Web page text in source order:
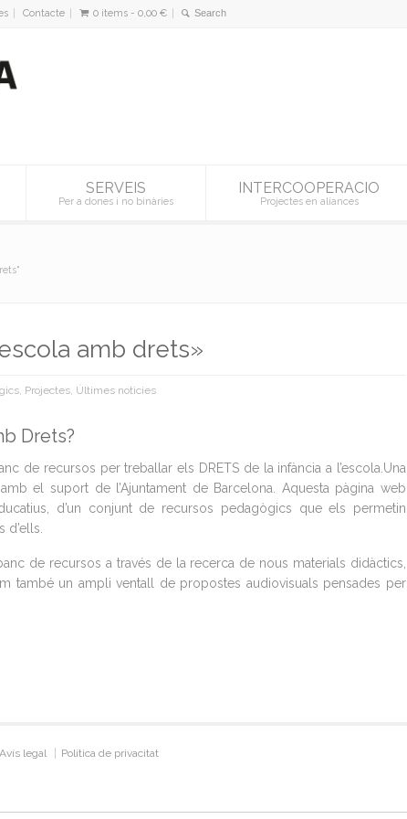
Contacte 0 items - 0,00 €
SERVEIS
Per a dones i no binàries
INTERCOOPERACIO
Projectes en aliances
amb drets»
, Projectes, Últimes noticies
Drets?
de recursos per treballar els DRETS de la infància a l’escola.Una
el suport de l’Ajuntament de Barcelona. Aquesta pàgina web
d’un conjunt de recursos pedagògics que els permetin
de recursos a través de la recerca de nous materials didàctics,
també un ampli ventall de propostes audiovisuals pensades per
Avís legal
Política de privacitat